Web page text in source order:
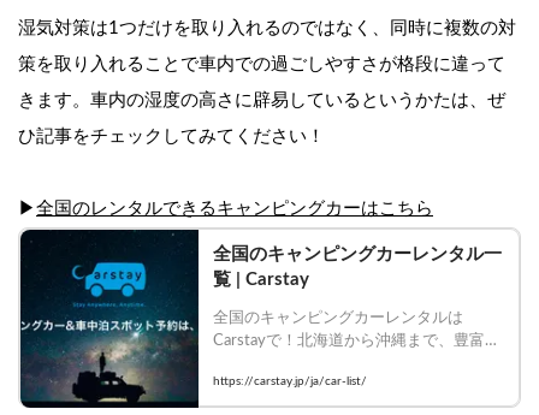
湿気対策は1つだけを取り入れるのではなく、同時に複数の対
策を取り入れることで車内での過ごしやすさが格段に違って
きます。車内の湿度の高さに辟易しているというかたは、ぜ
ひ記事をチェックしてみてください！
▶︎ 全国のレンタルできるキャンピングカーはこちら
全国のキャンピングカーレンタル一
覧 | Carstay
全国のキャンピングカーレンタルは
Carstayで！北海道から沖縄まで、豊富な
て今すぐ予約！
https://carstay.jp/ja/car-list/